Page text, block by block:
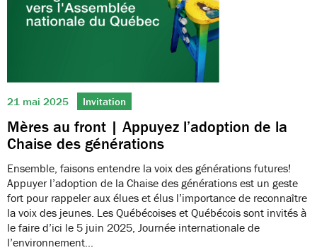
21 mai 2025 Invitation
Mères au front | Appuyez l’adoption de la
Chaise des générations
Ensemble, faisons entendre la voix des générations futures!
Appuyer l’adoption de la Chaise des générations est un geste
fort pour rappeler aux élues et élus l’importance de reconnaître
la voix des jeunes. Les Québécoises et Québécois sont invités à
le faire d’ici le 5 juin 2025, Journée internationale de
l’environnement…